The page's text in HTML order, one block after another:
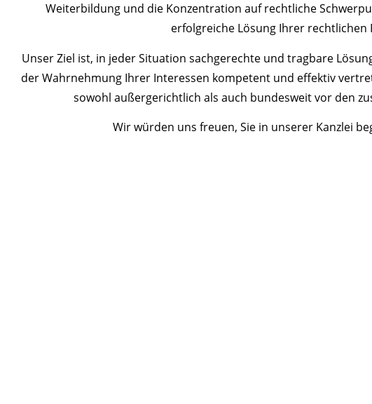
Weiterbildung und die Konzentration auf rechtliche
erfolgreiche Lösung Ihrer rechtlichen
Unser Ziel ist, in jeder Situation sachgerechte und tragbare
der Wahrnehmung Ihrer Interessen kompetent und effektiv
sowohl außergerichtlich als auch bundesweit vor den
Wir würden uns freuen, Sie in unserer Kanzlei